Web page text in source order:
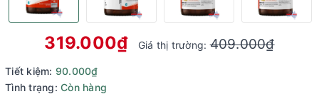
319.000₫ Giá thị trường:409.000₫
Tiết kiệm: 90.000₫
Tình trạng: Còn hàng